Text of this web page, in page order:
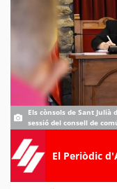
Els cònsols de Sant
sessió del consell de
El Periòdic